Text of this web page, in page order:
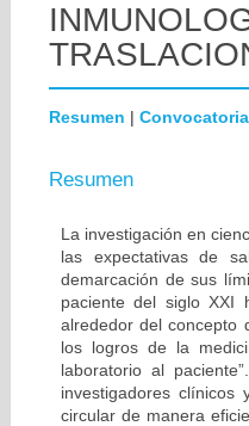
Resumen | Convocatoria
Resumen
La investigación en
las expectativas de
demarcación de sus
paciente del siglo XXI
alrededor del concepto
los logros de la
laboratorio al
investigadores
circular de manera